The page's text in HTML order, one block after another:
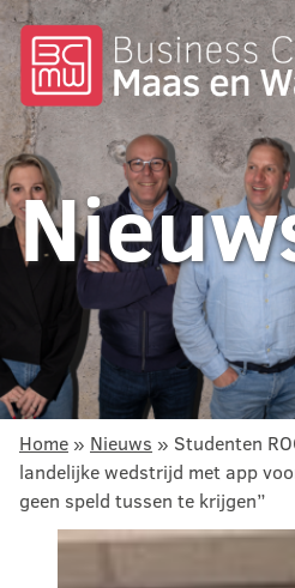
Home » Nieuws » Studenten
landelijke wedstrijd met app
geen speld tussen te krijgen”